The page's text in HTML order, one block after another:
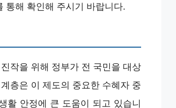
통해 확인해 주시기 바랍니다.
작을 위해 정부가 전 국민을 대상
층은 이 제도의 중요한 수혜자 중
활 안정에 큰 도움이 되고 있습니